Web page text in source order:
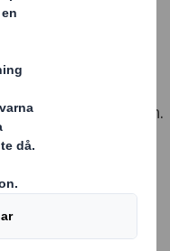
kring Bruno
dess 40-
av den
som arbetat fram
från DS Smith.